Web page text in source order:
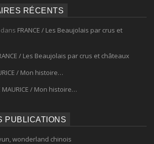
RÉCENTS
dans FRANCE / Les Beaujolais par crus et
/ Les Beaujolais par crus et châteaux
/ Mon histoire…
MAURICE / Mon histoire…
PUBLICATIONS
wonderland chinois